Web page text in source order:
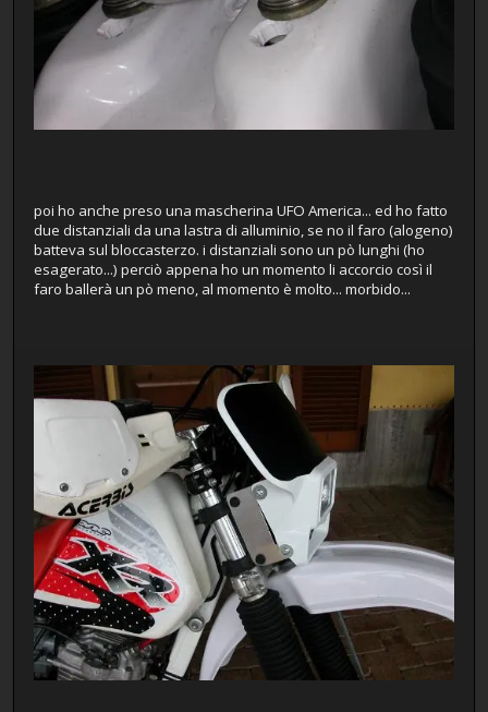
poi ho anche preso una mascherina UFO America... ed ho fatto
due distanziali da una lastra di alluminio, se no il faro (alogeno)
batteva sul bloccasterzo. i distanziali sono un pò lunghi (ho
esagerato...) perciò appena ho un momento li accorcio così il
faro ballerà un pò meno, al momento è molto... morbido...